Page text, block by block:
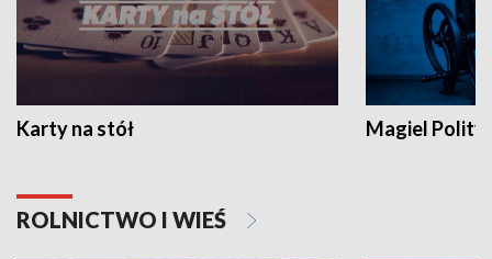
Karty na stół Magiel
ROLNICTWO I WIEŚ